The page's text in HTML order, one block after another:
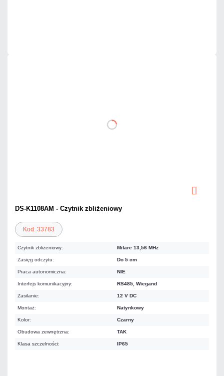
DS-K1108AM - Czytnik zbliżeniowy
Kod: 33783
Czytnik zbliżeniowy: Mifare 13,56 MHz
Zasięg odczytu: Do 5 cm
Praca autonomiczna: NIE
Interfejs komunikacyjny: RS485, Wiegand
Zasilanie: 12 V DC
Montaż: Natynkowy
Kolor: Czarny
Obudowa zewnętrzna: TAK
Klasa szczelności: IP65